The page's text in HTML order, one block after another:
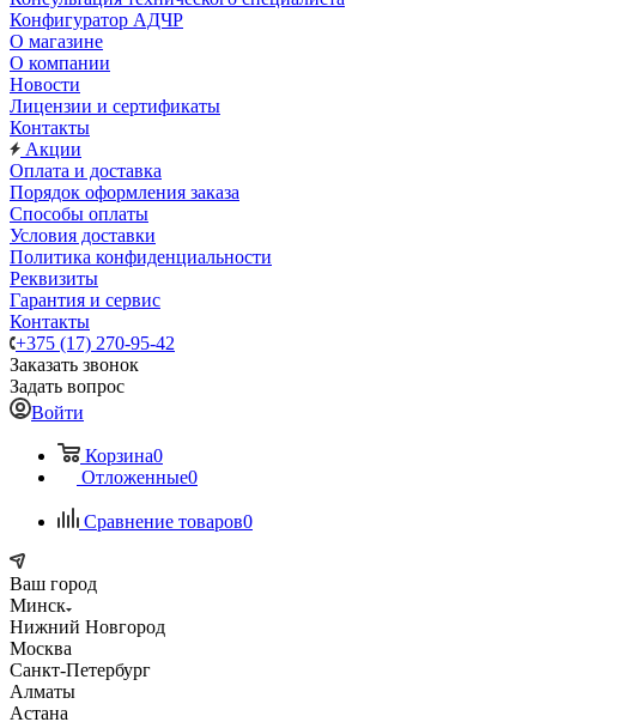
Конфигуратор АДЧР
О магазине
О компании
Новости
Лицензии и сертификаты
Контакты
Акции
Оплата и доставка
Порядок оформления заказа
Способы оплаты
Условия доставки
Политика конфиденциальности
Реквизиты
Гарантия и сервис
Контакты
+375 (17) 270-95-42
Заказать звонок
Задать вопрос
Войти
Корзина0
Отложенные0
Сравнение товаров0
Ваш город
Минск
Нижний Новгород
Москва
Санкт-Петербург
Алматы
Астана